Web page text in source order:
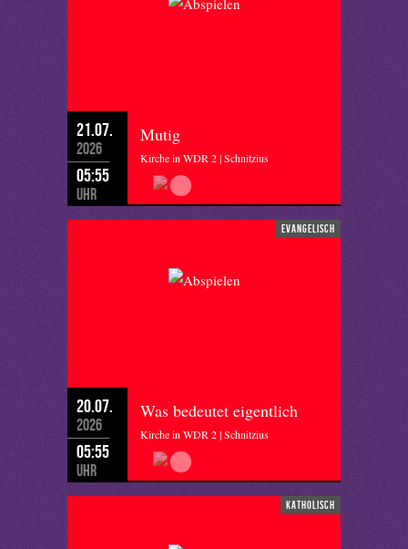
21.07.
2026
05:55
Uhr
Mutig
Kirche in WDR 2 | Schnitzius
evangelisch
20.07.
2026
05:55
Uhr
Was bedeutet eigentlich
Kirche in WDR 2 | Schnitzius
katholisch